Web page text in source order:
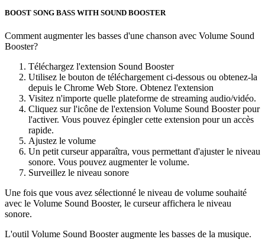
BOOST SONG BASS WITH SOUND BOOSTER
Comment augmenter les basses d'une chanson avec Volume Sound
Booster?
Téléchargez l'extension Sound Booster
Utilisez le bouton de téléchargement ci-dessous ou obtenez-la
depuis le Chrome Web Store. Obtenez l'extension
Visitez n'importe quelle plateforme de streaming audio/vidéo.
Cliquez sur l'icône de l'extension Volume Sound Booster pour
l'activer. Vous pouvez épingler cette extension pour un accès
rapide.
Ajustez le volume
Un petit curseur apparaîtra, vous permettant d'ajuster le niveau
sonore. Vous pouvez augmenter le volume.
Surveillez le niveau sonore
Une fois que vous avez sélectionné le niveau de volume souhaité
avec le Volume Sound Booster, le curseur affichera le niveau
sonore.
L'outil Volume Sound Booster augmente les basses de la musique.